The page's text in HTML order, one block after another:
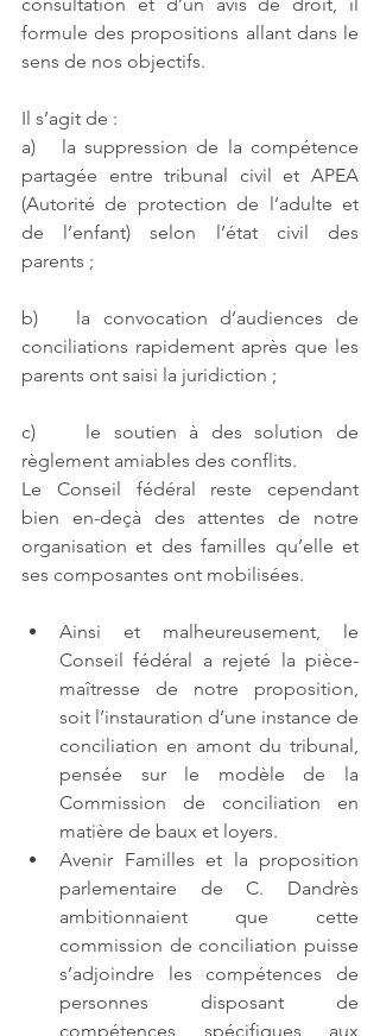
formule des propositions allant dans le
sens de nos objectifs.
Il s’agit de :
a)   la suppression de la compétence
partagée entre tribunal civil et APEA
(Autorité de protection de l’adulte et
de l’enfant) selon l’état civil des
parents ;
b)   la convocation d’audiences de
conciliations rapidement après que les
parents ont saisi la juridiction ;
c)    le soutien à des solution de
règlement amiables des conflits.
Le Conseil fédéral reste cependant
bien en-deçà des attentes de notre
organisation et des familles qu’elle et
ses composantes ont mobilisées.
Ainsi et malheureusement, le
Conseil fédéral a rejeté la pièce-
maîtresse de notre proposition,
soit l’instauration d’une instance de
conciliation en amont du tribunal,
pensée sur le modèle de la
Commission de conciliation en
matière de baux et loyers.
Avenir Familles et la proposition
parlementaire de C. Dandrès
ambitionnaient que cette
commission de conciliation puisse
s’adjoindre les compétences de
personnes disposant de
compétences spécifiques aux